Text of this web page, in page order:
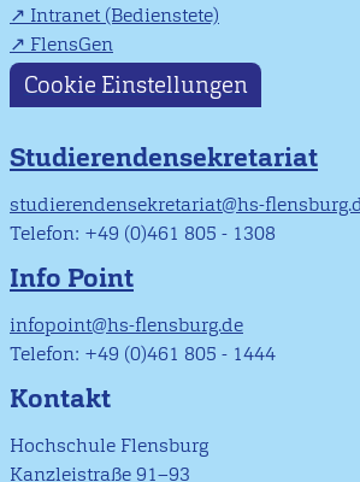
Intranet (Bedienstete)
FlensGen
Cookie Einstellungen
Studierendensekretariat
studierendensekretariat@hs-
Telefon: +49 (0)461 805 - 1308
Info Point
infopoint@hs-flensburg.de
Telefon: +49 (0)461 805 - 1444
Kontakt
Hochschule Flensburg
Kanzleistraße 91–93